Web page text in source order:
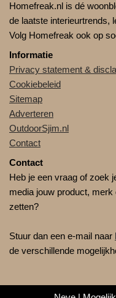
Homefreak.nl is dé
de laatste interieurtrends,
Volg Homefreak ook op
Informatie
Privacy statement &
Cookiebeleid
Sitemap
Adverteren
OutdoorSjim.nl
Contact
Contact
Heb je een vraag of zoek
media jouw product,
zetten?
Stuur dan een e-mail naar
de verschillende